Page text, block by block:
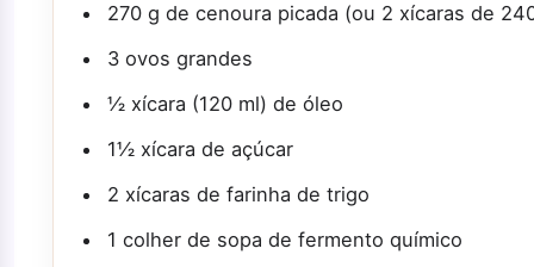
270 g de cenoura picada (ou 2 xícaras de
3 ovos grandes
½ xícara (120 ml) de óleo
1½ xícara de açúcar
2 xícaras de farinha de trigo
1 colher de sopa de fermento químico